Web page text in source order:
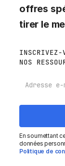
offres
tirer le
INSCRIVEZ-
NOS
En soumettant
données
Politique de